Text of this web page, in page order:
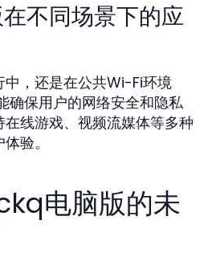
不同场景下的应
中，还是在公共Wi-Fi环境
保用户的网络安全和隐私
线游戏、视频流媒体等多种
验。
电脑版的未